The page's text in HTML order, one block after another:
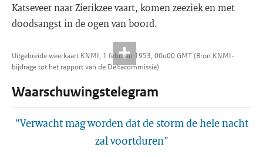
Katseveer naar Zierikzee vaart, komen zeeziek en met
doodsangst in de ogen van boord.
Uitgebreide weerkaart KNMI, 1 februari 1953, 00u00 GMT (Bron:KNMI-
bijdrage tot het rapport van de Deltacommissie)
Waarschuwingstelegram
"Verwacht mag worden dat de storm de hele nacht
zal voortduren"